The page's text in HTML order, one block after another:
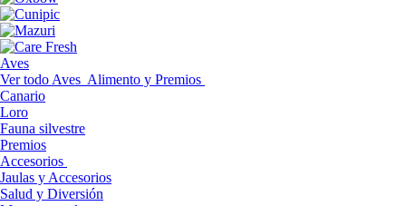
Aves
Ver todo Aves Alimento y Premios
Canario
Loro
Fauna silvestre
Premios
Accesorios
Jaulas y Accesorios
Salud y Diversión